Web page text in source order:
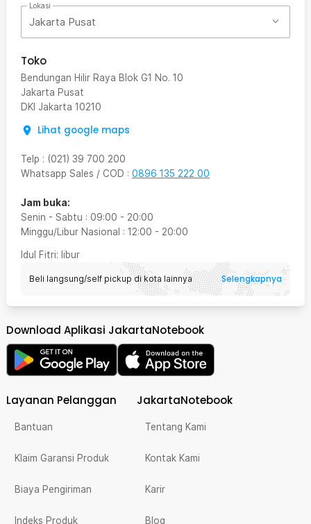
Lokasi
Jakarta Pusat
Toko
Bendungan Hilir Raya Blok G1 No. 10
Jakarta Pusat
DKI Jakarta 10210
Lihat google maps
Telp : (021) 39 700 200
Whatsapp Sales / COD : 0896 135 222 00
Jam buka:
Senin - Sabtu : 09:00 - 20:00
Minggu/Libur Nasional : 12:00 - 20:00
Idul Fitri: libur
Beli langsung/self pickup di kota lainnya Selengkapnya
Download Aplikasi JakartaNotebook
Layanan Pelanggan
Bantuan
Klaim Garansi Produk
Biaya Pengiriman
Indeks Produk
JakartaNotebook
Tentang Kami
Kontak Kami
Karir
Blog